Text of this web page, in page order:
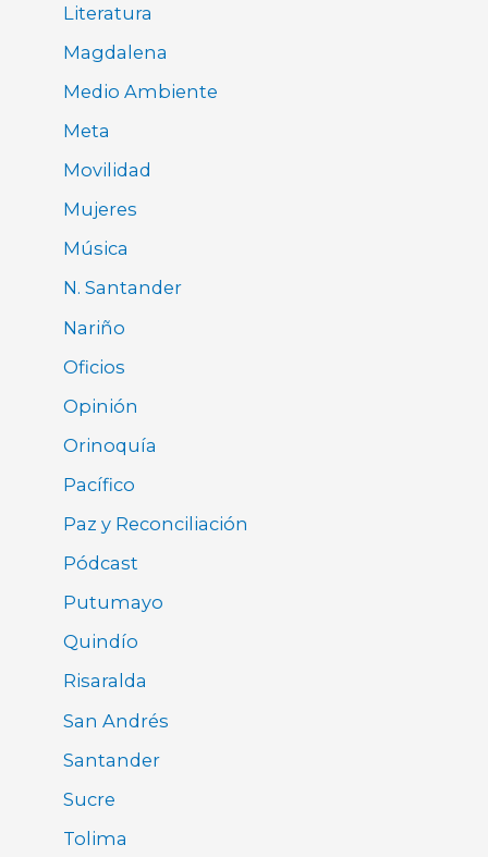
Literatura
Magdalena
Medio Ambiente
Meta
Movilidad
Mujeres
Música
N. Santander
Nariño
Oficios
Opinión
Orinoquía
Pacífico
Paz y Reconciliación
Pódcast
Putumayo
Quindío
Risaralda
San Andrés
Santander
Sucre
Tolima